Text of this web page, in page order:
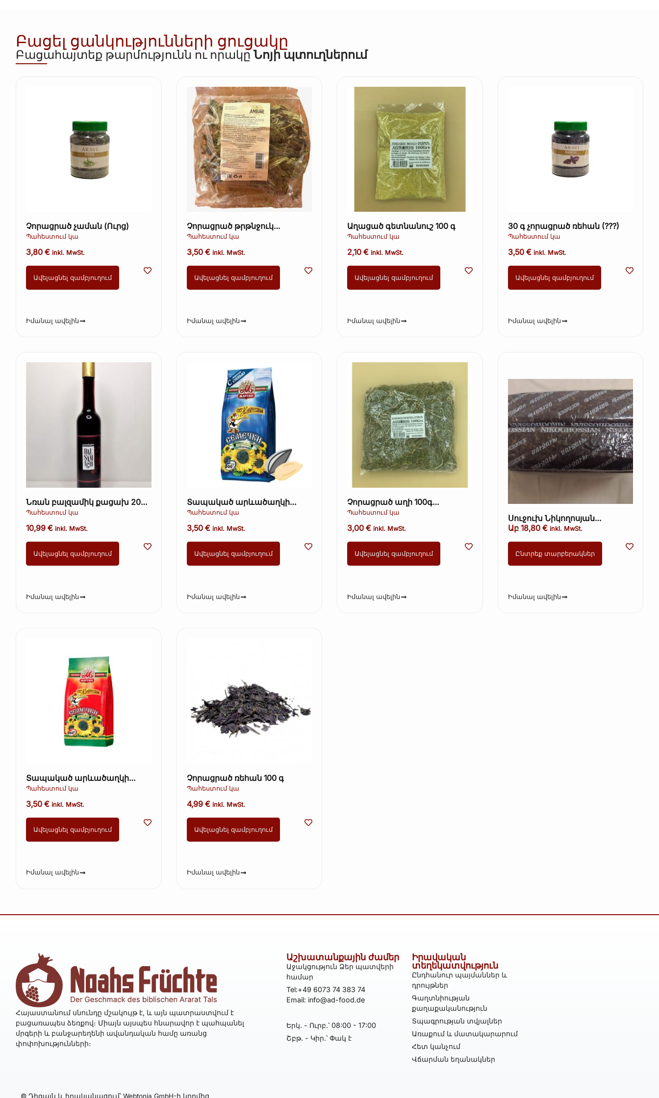
Բացել ցանկությունների ցուցակը
Բացահայտեք թարմությունն ու որակը Նոյի պտուղներում
Չորացրած չաման (Ուրց)
Պահեստում կա
3,80 € inkl. MwSt.
Ավելացնել զամբյուղում
Իմանալ ավելին
Չորացրած թրթնջուկ
մոտավորապես։ 70գ +-5գ
Պահեստում կա
3,50 € inkl. MwSt.
Ավելացնել զամբյուղում
Իմանալ ավելին
Աղացած գետնանուշ 100 գ
Պահեստում կա
2,10 € inkl. MwSt.
Ավելացնել զամբյուղում
Իմանալ ավելին
30 գ չորացրած ռեհան (???)
Պահեստում կա
3,50 € inkl. MwSt.
Ավելացնել զամբյուղում
Իմանալ ավելին
Նռան բալզամիկ քացախ 200
մլ
Պահեստում կա
10,99 € inkl. MwSt.
Ավելացնել զամբյուղում
Իմանալ ավելին
Տապակած արևածաղկի
սերմեր կեղևով – Ot Martina,
Պահեստում կա
3,50 € inkl. MwSt.
Ավելացնել զամբյուղում
Իմանալ ավելին
Չորացրած աղի 100գ
(Չորացրած աղի)
Պահեստում կա
3,00 € inkl. MwSt.
Ավելացնել զամբյուղում
Իմանալ ավելին
Սուջուխ Նիկողոսյան
(տավարի երշիկ, սխտորով
Աբ 18,80 € inkl. MwSt.
Ընտրեք տարբերակներ
Իմանալ ավելին
Տապակած արևածաղկի
սերմեր կեղևով – Ot Martina,
Պահեստում կա
3,50 € inkl. MwSt.
Ավելացնել զամբյուղում
Իմանալ ավելին
Չորացրած ռեհան 100 գ
Պահեստում կա
4,99 € inkl. MwSt.
Ավելացնել զամբյուղում
Իմանալ ավելին
Հայաստանում սնունդը մշակույթ է, և այն պատրաստվում է
բացառապես ձեռքով։ Միայն այսպես հնարավոր է պահպանել
մրգերի և բանջարեղենի ավանդական համը առանց
փոփոխությունների։
Աշխատանքային ժամեր
Աջակցություն Ձեր պատվերի
համար
Tel:+49 6073 74 383 74
Email: info@ad-food.de
Երկ․ - Ուրբ․՝ 08:00 - 17:00
Շբթ․ - Կիր․՝ Փակ է
Իրավական
տեղեկատվություն
Ընդհանուր պայմաններ և
դրույթներ
Գաղտնիության
քաղաքականություն
Տպագրության տվյալներ
Առաքում և մատակարարում
Հետ կանչում
Վճարման եղանակներ
© Դիզայն և իրականացում՝ Webtonia GmbH-ի կողմից